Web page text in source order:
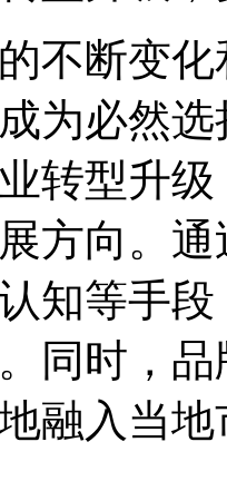
不断变
为必然
转型升
方向。
知等手
同时，
融入当